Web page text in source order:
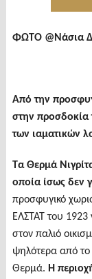
ΦΩΤΟ @Νάσια
Από την
στην προσδοκία
των ιαματικών
Τα Θερμά
οποία ίσως δεν
προσφυγικό
ΕΛΣΤΑΤ του 1923
στον παλιό
ψηλότερα από το
Θερμά. Η